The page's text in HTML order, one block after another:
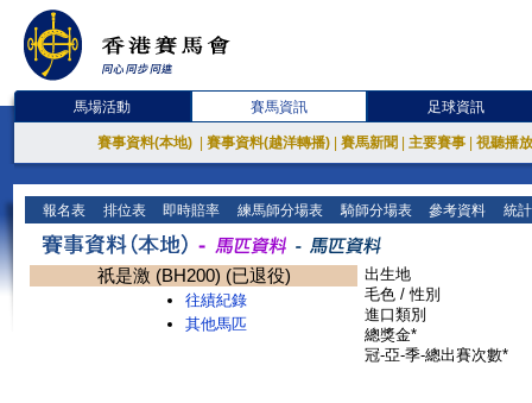
馬場活動 賽馬資訊 足球資訊
賽事資料(本地) 賽事資料(越洋轉播) 賽馬新聞 主要賽事 視聽播
報名表 排位表 即時賠率 練馬師分場表 騎師分場表 參考資料 統
祇是激 (BH200) (已退役)
往績紀錄
其他馬匹
出生地
毛色 / 性別
進口類別
總獎金*
冠-亞-季-總出賽次數*